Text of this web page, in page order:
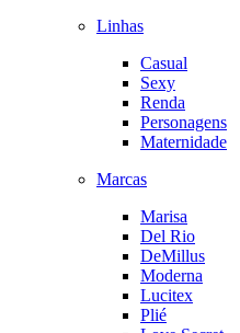
Linhas
Casual
Sexy
Renda
Personagens
Maternidade
Marcas
Marisa
Del Rio
DeMillus
Moderna
Lucitex
Plié